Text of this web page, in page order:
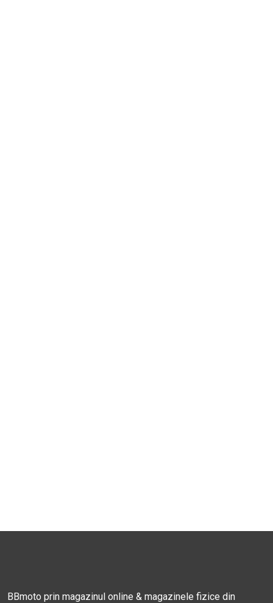
BBmoto prin magazinul online & magazinele fizice din